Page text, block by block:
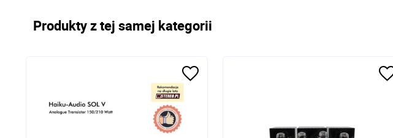
Produkty z tej samej kategorii